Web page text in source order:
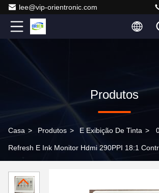
lee@vip-orientronic.com
Produtos
Casa > Produtos > E Exibição De Tinta >
Refresh E Ink Monitor Hdmi 290PPI 18:1